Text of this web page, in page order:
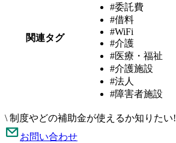
関連タグ
#委託費
#借料
#WiFi
#介護
#医療・福祉
#介護施設
#法人
#障害者施設
\ 制度やどの補助金が使えるか知りたい!
お問い合わせ